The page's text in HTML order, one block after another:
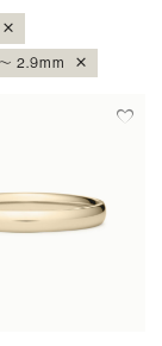
×
2.9mm ×